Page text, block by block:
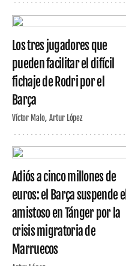
Los tres jugadores que
pueden facilitar el difícil
fichaje de Rodri por el
Barça
Víctor Malo Artur López
Adiós a cinco millones de
euros: el Barça suspende el
amistoso en Tánger por la
crisis migratoria de
Marruecos